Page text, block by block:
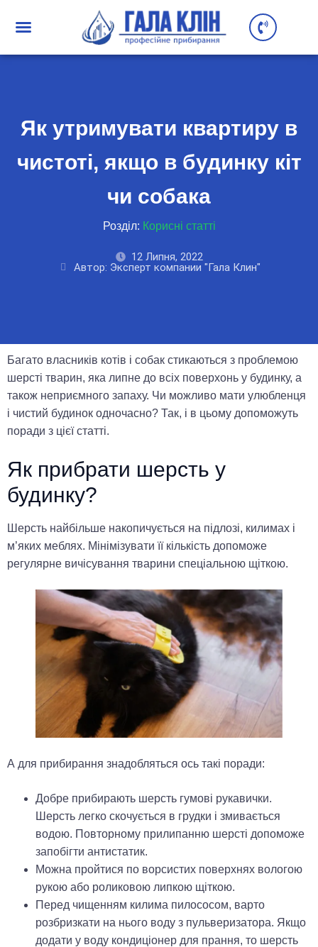
Як утримувати квартиру в
чистоті, якщо в будинку кіт
чи собака
Розділ: Корисні статті
12 Липня, 2022
Автор: Эксперт компании "Гала Клин"
Багато власників котів і собак стикаються з проблемою
шерсті тварин, яка липне до всіх поверхонь у будинку, а
також неприємного запаху. Чи можливо мати улюбленця
і чистий будинок одночасно? Так, і в цьому допоможуть
поради з цієї статті.
Як прибрати шерсть у
будинку?
Шерсть найбільше накопичується на підлозі, килимах і
м’яких меблях. Мінімізувати її кількість допоможе
регулярне вичісування тварини спеціальною щіткою.
А для прибирання знадобляться ось такі поради:
Добре прибирають шерсть гумові рукавички.
Шерсть легко скочується в грудки і змивається
водою. Повторному прилипанню шерсті допоможе
запобігти антистатик.
Можна пройтися по ворсистих поверхнях вологою
рукою або роликовою липкою щіткою.
Перед чищенням килима пилососом, варто
розбризкати на нього воду з пульверизатора. Якщо
додати у воду кондиціонер для прання, то шерсть